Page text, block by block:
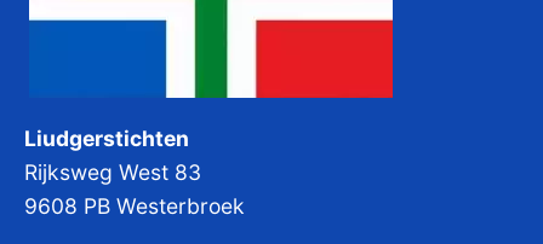
Liudgerstichten
Rijksweg West 83
9608 PB Westerbroek